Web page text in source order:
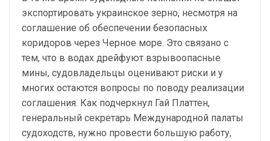
экспортировать украинское зерно, несмотря на
соглашение об обеспечении безопасных
коридоров через Черное море. Это связано с
тем, что в водах дрейфуют взрывоопасные
мины, судовладельцы оценивают риски и у
многих остаются вопросы по поводу реализации
соглашения. Как подчеркнул Гай Платтен,
генеральный секретарь Международной палаты
судоходств, нужно провести большую работу,